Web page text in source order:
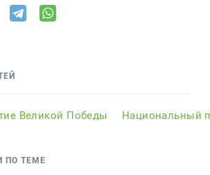
Великой Победы Национальный
ПО ТЕМЕ